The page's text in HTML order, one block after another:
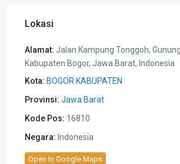
Lokasi
Alamat: Jalan Kampung Tonggoh,
Kabupaten Bogor, Jawa Barat, Indonesia
Kota: BOGOR KABUPATEN
Provinsi: Jawa Barat
Kode Pos: 16810
Negara: Indonesia
Open In Google Maps